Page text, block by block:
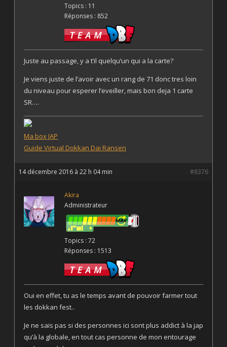
Topics : 11
Réponses : 852
Juste au passage, y a t’il quelqu’un qui a la carte?
Je viens juste de l’avoir avec un rang de 71 donc tres loin
du niveau pour esperer l’eveiller, mais bon deja 1 carte
SR….
Ma box JAP
Guide Virtual Dokkan Dai Ransen
14 décembre 2016 à 22 h 04 min #8376
Akira
Administrateur
Topics : 72
Réponses : 1513
Oui en effet, tu as le temps avant de pouvoir farmer tout
les dokkan fest..
Je ne sais pas si des personnes ici sont plus addict à la jap
qu’à la globale, en tout cas personne de mon entourage